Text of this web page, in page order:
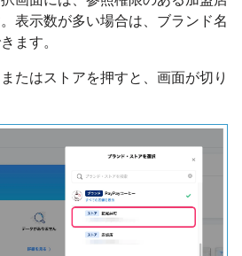
表示数が多い場合は、ブランド名
ます。
たはストアを押すと、画面が切り